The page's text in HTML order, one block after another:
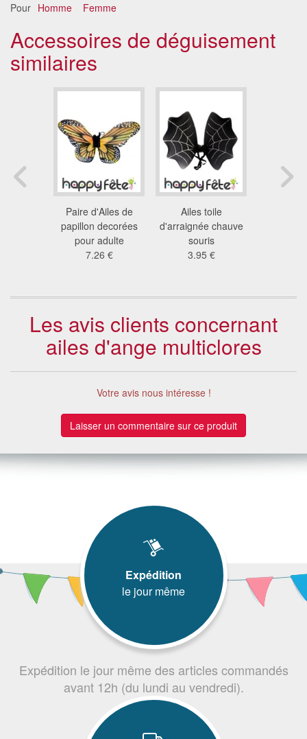
Pour Homme Femme
Accessoires de déguisement
similaires
Paire d'Ailes de
papillon decorées
pour adulte
7.26 €
Ailes toile
d'arraignée chauve
souris
3.95 €
Les avis clients concernant
ailes d'ange multiclores
Votre avis nous intéresse !
Laisser un commentaire sur ce produit
Expédition
le jour même
Expédition le jour même des articles commandés
avant 12h (du lundi au vendredi).